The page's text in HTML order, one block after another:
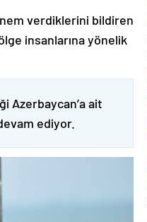
verdiklerini bildiren
insanlarına yönelik
Azerbaycan’a ait
ediyor.